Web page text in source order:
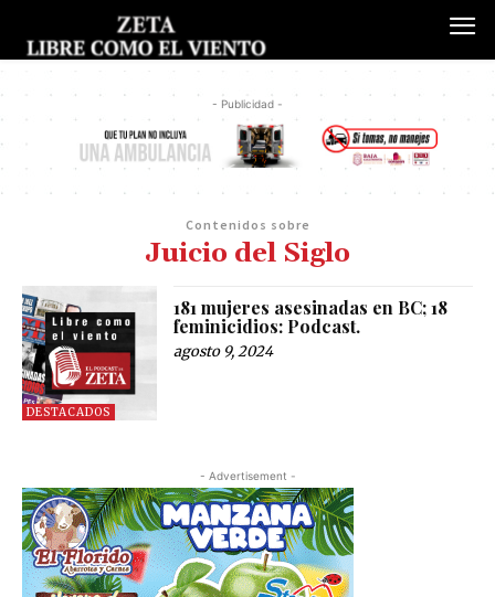
- Publicidad -
Contenidos sobre
Juicio del Siglo
DESTACADOS
181 mujeres asesinadas en BC; 18
feminicidios: Podcast.
agosto 9, 2024
- Advertisement -